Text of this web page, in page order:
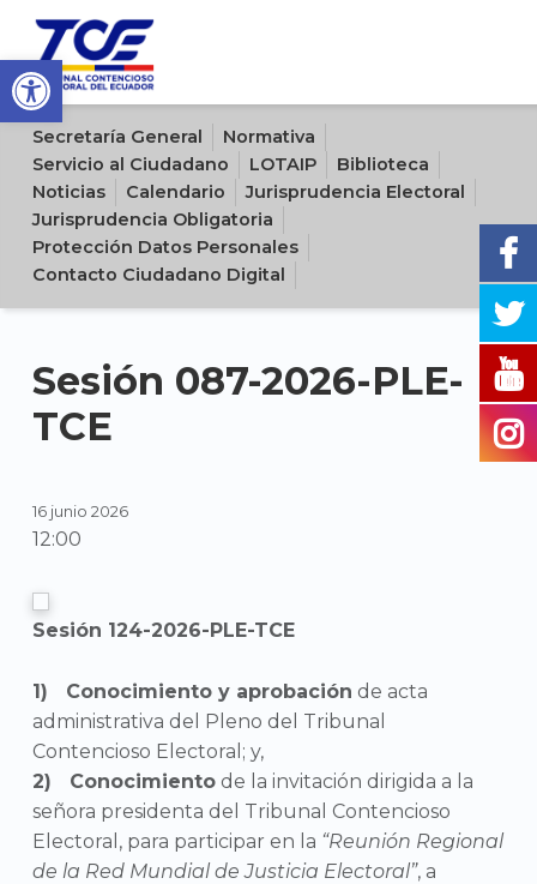
Open toolbar
Sitio oficial del Tribunal Contencioso Electoral del Ecuador
Secretaría General
Normativa
Servicio al Ciudadano
LOTAIP
Biblioteca
Noticias
Calendario
Jurisprudencia Electoral
Jurisprudencia Obligatoria
Protección Datos Personales
Contacto Ciudadano Digital
Sesión 087-2026-PLE-
TCE
16 junio 2026
12:00
Sesión 124-2026-PLE-TCE
Conocimiento y aprobación de acta
administrativa del Pleno del Tribunal
Contencioso Electoral; y,
Conocimientode la invitación dirigida a la
señora presidenta del Tribunal Contencioso
Electoral, para participar en la “Reunión Regional
de la Red Mundial de Justicia Electoral”, a